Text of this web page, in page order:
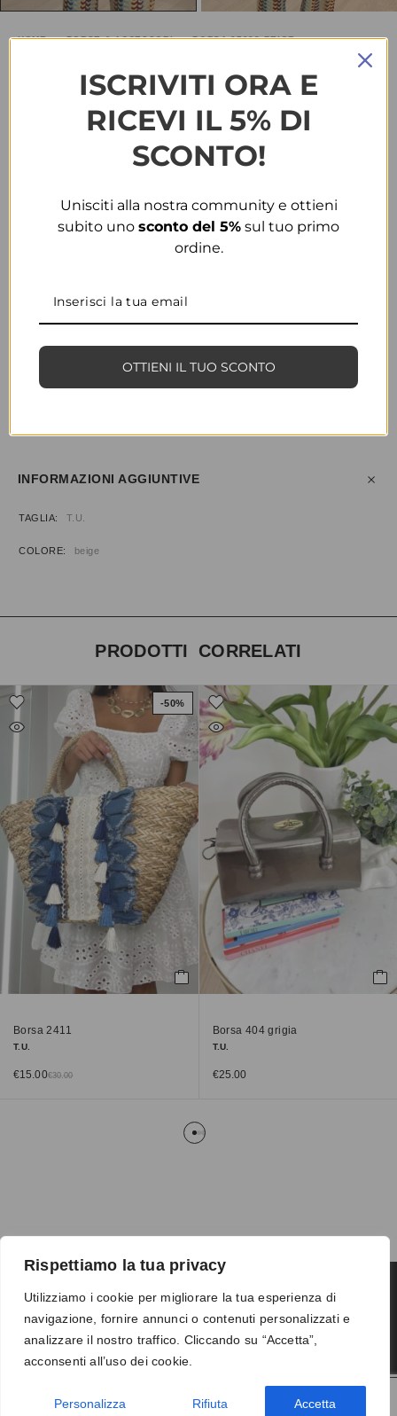
Rispettiamo la tua privacy
Utilizziamo i cookie per migliorare la tua esperienza di
navigazione, fornire annunci o contenuti personalizzati e
analizzare il nostro traffico. Cliccando su “Accetta”,
acconsenti all’uso dei cookie.
Personalizza Rifiuta Accetta
HOME BORSE & ACCESSORI BORSA 27032 BEIGE
Borsa 27032 beige
€28.00
20.00
AGGIUNGI AL CARRELLO
AGGIUNGI ALLA WISHLIST
INFORMAZIONI AGGIUNTIVE
TAGLIA T.U.
COLORE beige
PRODOTTI CORRELATI
-50%
Borsa 2411
T.U.
€30.00
€15.00
Borsa 404 grigia
T.U.
€25.00
Termini e condizioni-Privacy-Reso
ISCRIVITI ORA E
RICEVI IL 5% DI
SCONTO!
Unisciti alla nostra community e ottieni
subito uno sconto del 5% sul tuo primo
ordine.
OTTIENI IL TUO SCONTO